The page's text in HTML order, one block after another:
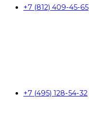
+7 (812) 409-45-65
+7 (495) 128-54-32